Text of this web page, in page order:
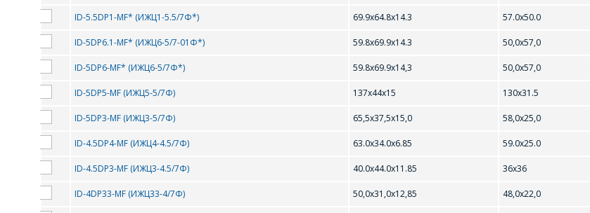
ID-5.5DP1-MF* (ИЖЦ1-5.5/7Ф*) 69.9x64.8x14.3 57.0x50.0
ID-5DP6.1-MF* (ИЖЦ6-5/7-01Ф*) 59.8x69.9x14.3 50,0x57,0
ID-5DP6-MF* (ИЖЦ6-5/7Ф*) 59.8x69.9x14,3 50,0x57,0
ID-5DP5-MF (ИЖЦ5-5/7Ф) 137х44х15 130х31.5
ID-5DP3-MF (ИЖЦ3-5/7Ф) 65,5х37,5х15,0 58,0х25,0
ID-4.5DP4-MF (ИЖЦ4-4.5/7Ф) 63.0х34.0х6.85 59.0х25.0
ID-4.5DP3-MF (ИЖЦ3-4.5/7Ф) 40.0x44.0x11.85 36x36
ID-4DP33-MF (ИЖЦ33-4/7Ф) 50,0х31,0х12,85 48,0х22,0